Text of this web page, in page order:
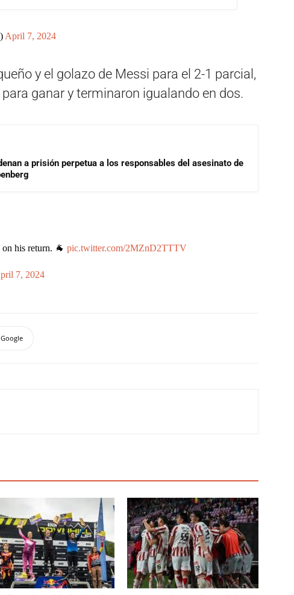
April 7, 2024
y el golazo de Messi para el 2-1 parcial,
ganar y terminaron igualando en dos.
a prisión perpetua a los responsables del asesinato de
his return. 🐐 pic.twitter.com/2MZnD2TTTV
7, 2024